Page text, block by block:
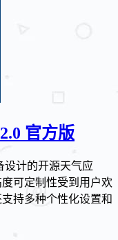
官方版
设计的开源天气应
可定制性受到用户欢
持多种个性化设置和